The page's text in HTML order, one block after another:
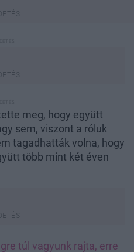
meg, hogy együtt
sem, viszont a róluk
tagadhatták volna, hogy
több mint két éven
túl vagyunk rajta, erre